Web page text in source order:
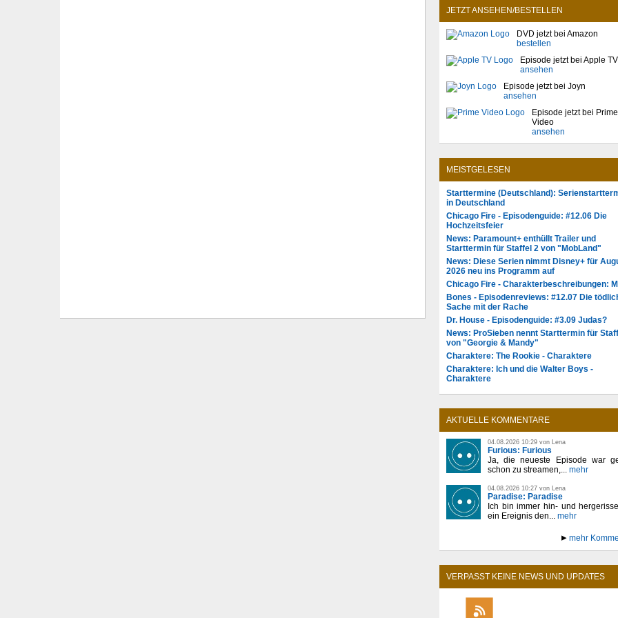
JETZT ANSEHEN/BESTELLEN
DVD jetzt bei Amazon
bestellen
Episode jetzt bei Apple TV
ansehen
Episode jetzt bei Joyn
ansehen
Episode jetzt bei Prime
Video
ansehen
MEISTGELESEN
Starttermine (Deutschland):
in Deutschland
Chicago Fire - Episodenguide: #12.06 Die
Hochzeitsfeier
News: Paramount+ enthüllt Trailer und
Starttermin für Staffel 2 von "MobLand"
News: Diese Serien nimmt Disney+ für
2026 neu ins Programm auf
Chicago Fire - Charakterbeschreibungen:
Bones - Episodenreviews: #12.07 Die
Sache mit der Rache
Dr. House - Episodenguide: #3.09 Judas?
News: ProSieben nennt Starttermin für
von "Georgie & Mandy"
Charaktere: The Rookie - Charaktere
Charaktere: Ich und die Walter Boys -
Charaktere
AKTUELLE KOMMENTARE
04.08.2026 10:29 von Lena
Furious: Furious
Ja, die neueste Episode war
schon zu streamen,... mehr
04.08.2026 10:27 von Lena
Paradise: Paradise
Ich bin immer hin- und
ein Ereignis den... mehr
mehr
VERPASST KEINE NEWS UND UPDATES